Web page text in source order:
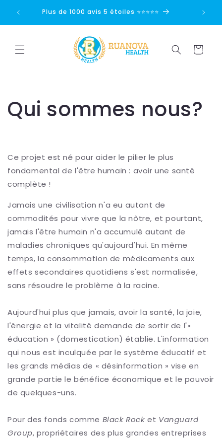
passer au
Plus de 1000 avis 5 étoiles ⭐⭐⭐⭐⭐
Panier
Qui sommes nous?
Ce projet est né pour aider le pilier le plus
fondamental de l'être humain : avoir une santé
complète !
Jamais une civilisation n'a eu autant de
commodités pour vivre que la nôtre, et pourtant,
jamais l'être humain n'a accumulé autant de
maladies chroniques qu'aujourd'hui. En même
temps, la consommation de médicaments aux
effets secondaires quotidiens s'est normalisée,
sans résoudre le problème à la racine.
Aujourd'hui plus que jamais, avoir la santé, la joie,
l'énergie et la vitalité demande de sortir de l'«
éducation » (domestication) établie. L'information
qui nous est inculquée par le système éducatif et
les grands médias de « désinformation » vise en
grande partie le bénéfice économique et le pouvoir
de quelques-uns.
Pour des fonds comme Black Rock et Vanguard
Group, propriétaires des plus grandes entreprises